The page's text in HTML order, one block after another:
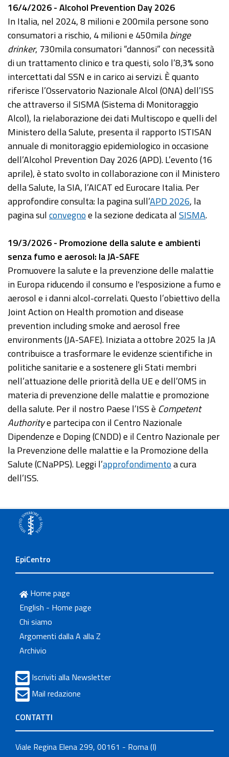
16/4/2026 - Alcohol Prevention Day 2026
In Italia, nel 2024, 8 milioni e 200mila persone sono
consumatori a rischio, 4 milioni e 450milabinge
drinker, 730mila consumatori “dannosi” con necessità
di un trattamento clinico e tra questi, solo l’8,3% sono
intercettati dal SSN e in carico ai servizi. È quanto
riferisce l’Osservatorio Nazionale Alcol (ONA) dell’ISS
che attraverso il SISMA (Sistema di Monitoraggio
Alcol), la rielaborazione dei dati Multiscopo e quelli del
Ministero della Salute, presenta il rapporto ISTISAN
annuale di monitoraggio epidemiologico in occasione
dell’Alcohol Prevention Day 2026 (APD). L’evento (16
aprile), è stato svolto in collaborazione con il Ministero
della Salute, la SIA, l’AICAT ed Eurocare Italia. Per
approfondire consulta: la pagina sull’APD 2026, la
pagina sulconvegnoe la sezione dedicata alSISMA.
19/3/2026 - Promozione della salute e ambienti
senza fumo e aerosol: la JA-SAFE
Promuovere la salute e la prevenzione delle malattie
in Europa riducendo il consumo e l'esposizione a fumo e
aerosol e i danni alcol-correlati. Questo l’obiettivo della
Joint Action on Health promotion and disease
prevention including smoke and aerosol free
environments (JA-SAFE). Iniziata a ottobre 2025 la JA
contribuisce a trasformare le evidenze scientifiche in
politiche sanitarie e a sostenere gli Stati membri
nell’attuazione delle priorità della UE e dell’OMS in
materia di prevenzione delle malattie e promozione
della salute. Per il nostro Paese l’ISS è Competent
Authoritye partecipa con il Centro Nazionale
Dipendenze e Doping (CNDD) e il Centro Nazionale per
la Prevenzione delle malattie e la Promozione della
Salute (CNaPPS). Leggi l’approfondimentoa cura
dell’ISS.
EpiCentro
Home page
English - Home page
Chi siamo
Argomenti dalla A alla Z
Archivio
Iscriviti alla Newsletter
Mail redazione
CONTATTI
Viale Regina Elena 299, 00161 - Roma (I)